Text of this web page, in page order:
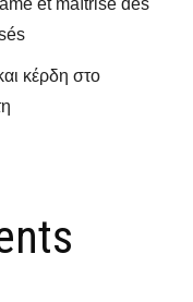
et maîtrise des
κέρδη στο